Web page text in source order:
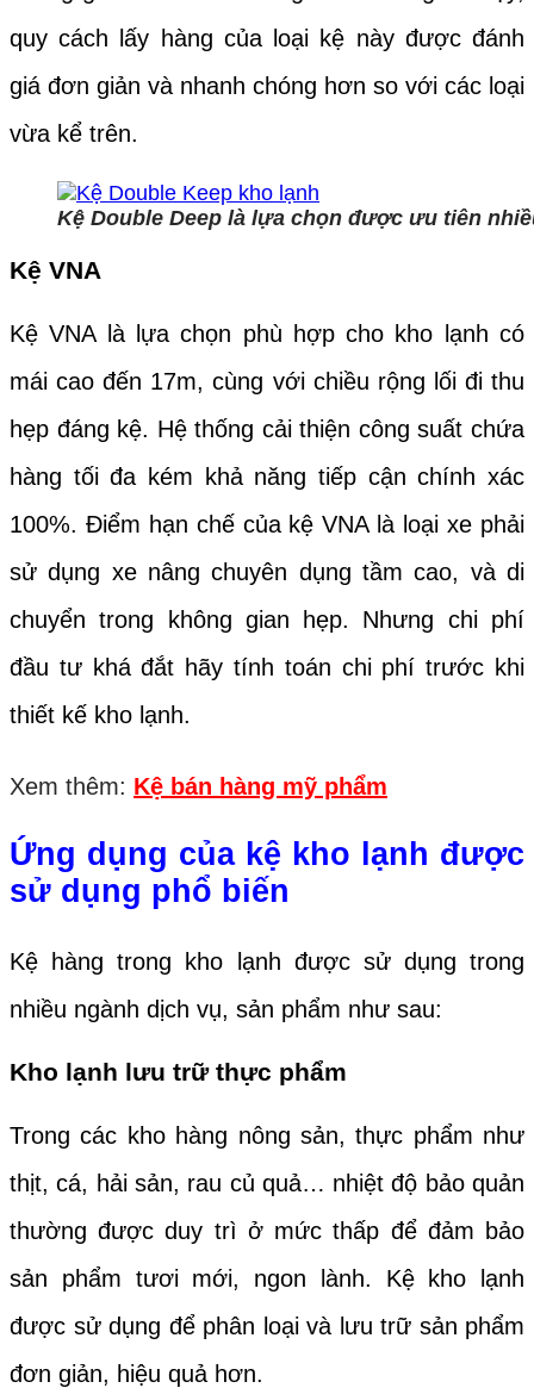
quy cách lấy hàng của loại kệ này được đánh
giá đơn giản và nhanh chóng hơn so với các loại
vừa kể trên.
Kệ Double Deep là lựa chọn được ưu tiên
Kệ VNA
Kệ VNA là lựa chọn phù hợp cho kho lạnh có
mái cao đến 17m, cùng với chiều rộng lối đi thu
hẹp đáng kệ. Hệ thống cải thiện công suất chứa
hàng tối đa kém khả năng tiếp cận chính xác
100%. Điểm hạn chế của kệ VNA là loại xe phải
sử dụng xe nâng chuyên dụng tầm cao, và di
chuyển trong không gian hẹp. Nhưng chi phí
đầu tư khá đắt hãy tính toán chi phí trước khi
thiết kế kho lạnh.
Xem thêm: Kệ bán hàng mỹ phẩm
Ứng dụng của kệ kho lạnh được
sử dụng phổ biến
Kệ hàng trong kho lạnh được sử dụng trong
nhiều ngành dịch vụ, sản phẩm như sau:
Kho lạnh lưu trữ thực phẩm
Trong các kho hàng nông sản, thực phẩm như
thịt, cá, hải sản, rau củ quả… nhiệt độ bảo quản
thường được duy trì ở mức thấp để đảm bảo
sản phẩm tươi mới, ngon lành. Kệ kho lạnh
được sử dụng để phân loại và lưu trữ sản phẩm
đơn giản, hiệu quả hơn.